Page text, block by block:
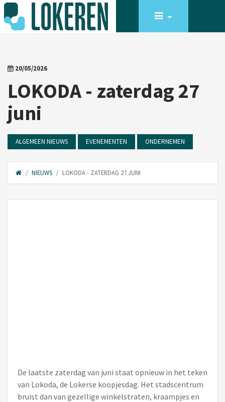
20/05/2026
LOKODA - zaterdag 27
juni
ALGEMEEN NIEUWS EVENEMENTEN ONDERNEMEN
NIEUWS LOKODA - ZATERDAG 27 JUNI
De laatste zaterdag van juni staat opnieuw in het teken
van Lokoda, de Lokerse koopjesdag. Het stadscentrum
bruist dan van gezellige winkelstraten, kraampjes en